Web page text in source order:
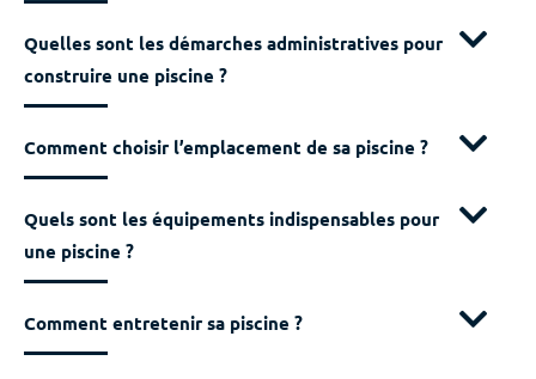
Quelles sont les démarches administratives pour
construire une piscine ?
Comment choisir l’emplacement de sa piscine ?
Quels sont les équipements indispensables pour
une piscine ?
Comment entretenir sa piscine ?